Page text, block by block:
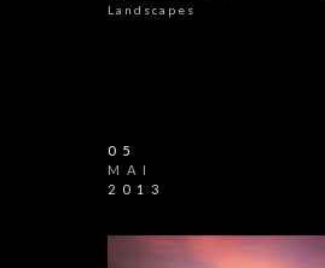
Landscapes
05
MAI
2013